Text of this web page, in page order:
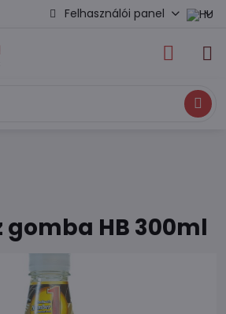
Felhasználói panel
Keresés
gomba HB 300ml